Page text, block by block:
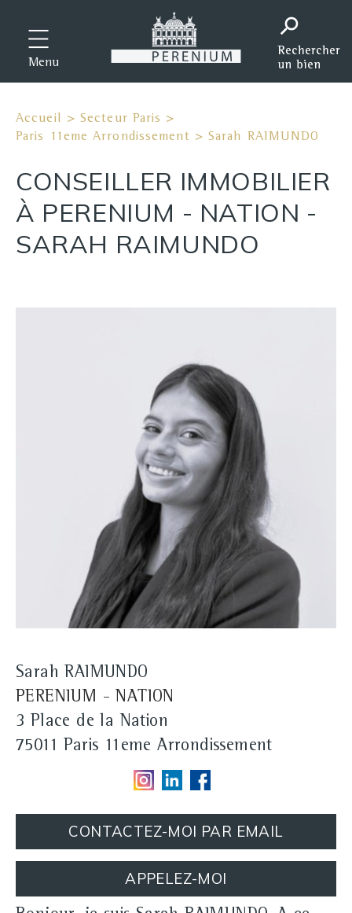
Menu
Accueil >Secteur Paris >
Paris 11eme Arrondissement > Sarah RAIMUNDO
CONSEILLER IMMOBILIER
À PERENIUM - NATION -
SARAH RAIMUNDO
Sarah RAIMUNDO
PERENIUM - NATION
3 Place de la Nation
75011 Paris 11eme Arrondissement
CONTACTEZ-MOI PAR EMAIL
APPELEZ-MOI